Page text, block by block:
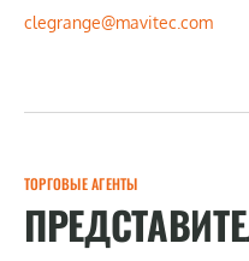
clegrange@mavitec.com
ТОРГОВЫЕ АГЕНТЫ